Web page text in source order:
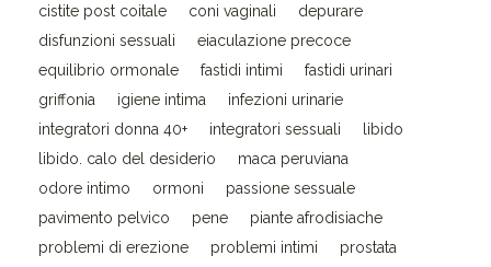
cistite post coitale
coni vaginali
depurare
disfunzioni sessuali
eiaculazione precoce
equilibrio ormonale
fastidi intimi
fastidi urinari
griffonia
igiene intima
infezioni urinarie
integratori donna 40+
integratori sessuali
libido
libido. calo del desiderio
maca peruviana
odore intimo
ormoni
passione sessuale
pavimento pelvico
pene
piante afrodisiache
problemi di erezione
problemi intimi
prostata